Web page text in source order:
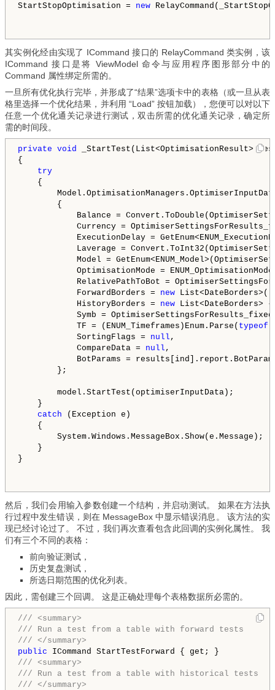
StartStopOptimisation = new
其实例化经由实现了 ICommand 接口的 RelayCommand 类实例，该
ICommand 接口是将 ViewModel 命令与应用程序图形部分中的
Command 属性绑定所需的。
一旦所有优化执行完毕，并形成了“结果”选项卡中的表格（或一旦从表
格里选择一个优化结果，并利用 “Load” 按钮加载），您便可以对以下
任意一个优化通关记录进行测试，双击所需的优化通关记录，确定所
需的时间段。
private void
_StartTest(List<OptimisationResult>
{
try
{
{
Balance =
Currency =
ExecutionDelay =
Laverage =
Model =
OptimisationMode =
RelativePathToBot =
ForwardBorders = new
HistoryBorders = new List<DateBorders>
Symb =
TF = (ENUM_Timeframes)Enum.Parse( typeof
SortingFlags = null ,
CompareData = null ,
BotParams =
};
model.StartTest(optimiserInputData);
}
catch (Exception e)
{
System.Windows.MessageBox.Show(e.Message);
}
}
然后，我们会用输入参数创建一个结构，并启动测试。 如果在方法执
行过程中发生错误，则在 MessageBox 中显示错误消息。 该方法的实
现已经讨论过了。 不过，我们再次查看包含此回调的实例化属性。 我
们有三个不同的表格：
前向验证测试，
历史复盘测试，
所选日期范围的优化列表。
因此，需创建三个回调。 这是正确处理每个表格数据所必需的。
/// <summary>
/// Run a test from a table with forward tests
/// </summary>
public
/// <summary>
/// Run a test from a table with historical tests
/// </summary>